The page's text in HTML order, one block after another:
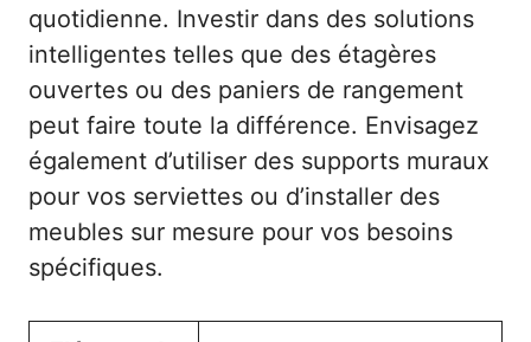
quotidienne. Investir dans des solutions
intelligentes telles que des étagères
ouvertes ou des paniers de rangement
peut faire toute la différence. Envisagez
également d’utiliser des supports muraux
pour vos serviettes ou d’installer des
meubles sur mesure pour vos besoins
spécifiques.